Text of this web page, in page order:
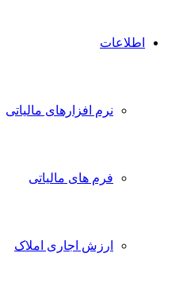
اطلاعات
نرم افزارهای مالیاتی
فرم های مالیاتی
ارزش اجاری املاک